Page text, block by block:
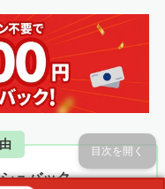
ュバック
目次を開く